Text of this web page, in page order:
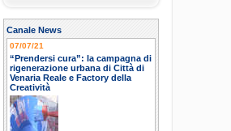
Canale News
07/07/21
“Prendersi cura”: la campagna di
rigenerazione urbana di Città di
Venaria Reale e Factory della
Creatività